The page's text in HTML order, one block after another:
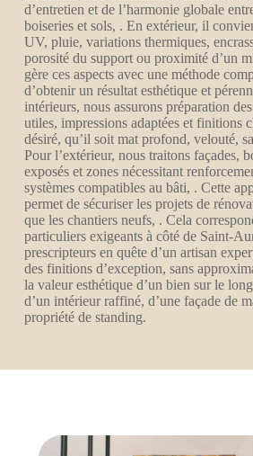
d’entretien et de l’harmonie globale
boiseries et sols, . En extérieur, il
UV, pluie, variations thermiques,
porosité du support ou proximité d’un
gère ces aspects avec une méthode
d’obtenir un résultat esthétique et
intérieurs, nous assurons préparation
utiles, impressions adaptées et finitions
désiré, qu’il soit mat profond, velouté,
Pour l’extérieur, nous traitons façades,
exposés et zones nécessitant
systèmes compatibles au bâti, . Cette
permet de sécuriser les projets de
que les chantiers neufs, . Cela
particuliers exigeants à côté de Saint-
prescripteurs en quête d’un artisan
des finitions d’exception, sans
la valeur esthétique d’un bien sur le
d’un intérieur raffiné, d’une façade de
propriété de standing.